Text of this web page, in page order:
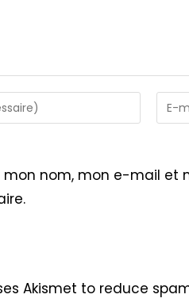
Enter
your
to
mon nom, mon e-mail
Akismet to reduce